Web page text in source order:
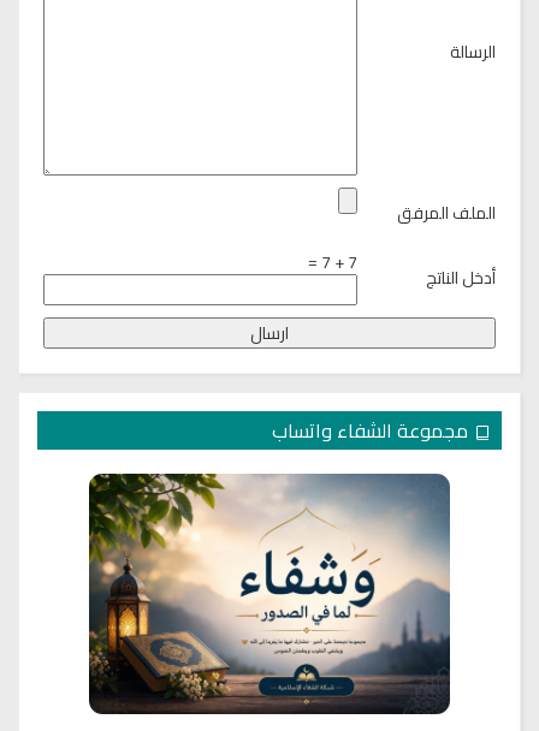
الرسالة
الملف المرفق
أدخل الناتج 7 + 7 =
مجموعة الشفاء واتساب